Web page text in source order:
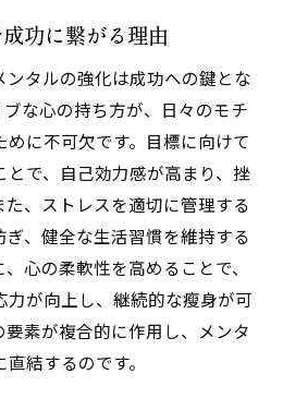
功に繋がる理由
タルの強化は成功への鍵とな
な心の持ち方が、日々のモチ
に不可欠です。目標に向けて
で、自己効力感が高まり、挫
、ストレスを適切に管理する
、健全な生活習慣を維持する
心の柔軟性を高めることで、
力が向上し、継続的な瘦身が可
素が複合的に作用し、メンタ
結するのです。